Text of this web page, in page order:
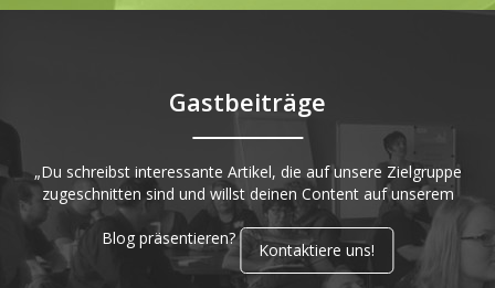
Gastbeiträge
„Du schreibst interessante Artikel, die auf unsere Zielgruppe
zugeschnitten sind und willst deinen Content auf unserem
Blog präsentieren?
Kontaktiere uns!